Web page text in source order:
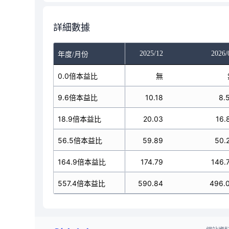
詳細數據
年度/月份
2025/11 2025/12 2026/
0.0倍本益比
9.6倍本益比
18.9倍本益比
56.5倍本益比
164.9倍本益比
557.4倍本益比
無 無
10.18 10.18
20.03 20.03
59.89 59.89
174.79 174.79
590.84 590.84